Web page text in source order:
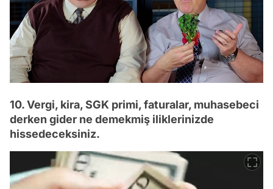
10. Vergi, kira, SGK primi, faturalar, muhasebeci
derken gider ne demekmiş iliklerinizde
hissedeceksiniz.